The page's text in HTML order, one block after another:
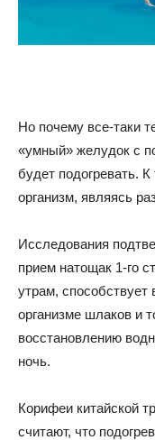
Но почему все-таки
«умный» желудок с
будет подогревать.
организм, являясь
Исследования
прием натощак 1-го
утрам,
организме шлаков и
восстановлению
ночь.
Корифеи китайской
считают, что